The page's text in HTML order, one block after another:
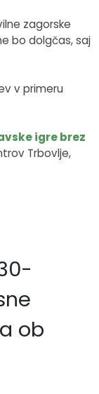
zagorske
bo dolgčas, saj
v primeru
igre brez
Trbovlje,
ob